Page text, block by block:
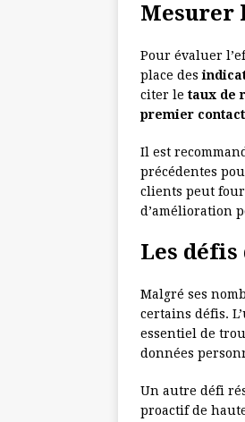
Mesurer
Pour évaluer
place des
citer le taux de
premier contact
Il est
précédentes
clients peut
d’amélioration
Les
Malgré ses
certains défis.
essentiel de
données
Un autre défi
proactif de